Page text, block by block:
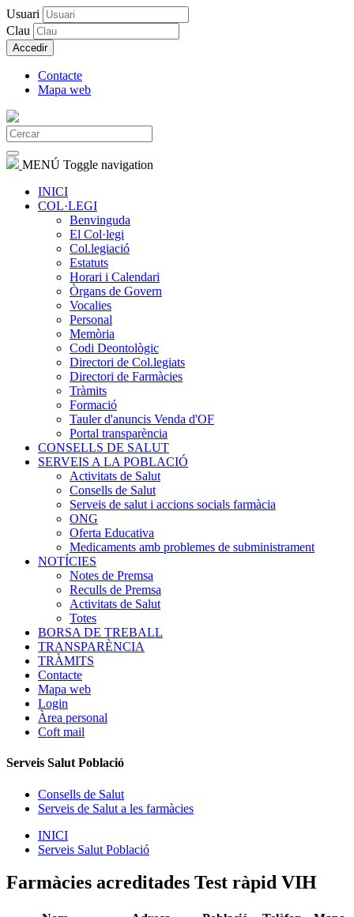
Usuari
Clau
Accedir
Contacte
Mapa web
MENÚ Toggle navigation
INICI
COL·LEGI
Benvinguda
El Col·legi
Col.legiació
Estatuts
Horari i Calendari
Òrgans de Govern
Vocalies
Personal
Memòria
Codi Deontològic
Directori de Col.legiats
Directori de Farmàcies
Tràmits
Formació
Tauler d'anuncis Venda d'OF
Portal transparència
CONSELLS DE SALUT
SERVEIS A LA POBLACIÓ
Activitats de Salut
Consells de Salut
Serveis de salut i accions socials farmàcia
ONG
Oferta Educativa
Medicaments amb problemes de subministrament
NOTÍCIES
Notes de Premsa
Reculls de Premsa
Activitats de Salut
Totes
BORSA DE TREBALL
TRANSPARÈNCIA
TRÀMITS
Contacte
Mapa web
Login
Àrea personal
Coft mail
Serveis Salut Població
Consells de Salut
Serveis de Salut a les farmàcies
INICI
Serveis Salut Població
Farmàcies acreditades Test ràpid VIH